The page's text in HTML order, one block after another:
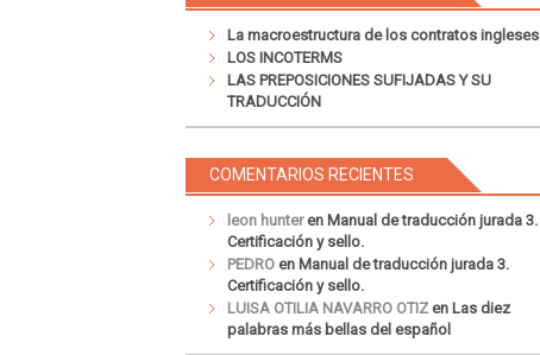
La macroestructura de los contratos ingleses
LOS INCOTERMS
LAS PREPOSICIONES SUFIJADAS Y SU
TRADUCCIÓN
COMENTARIOS RECIENTES
leon hunteren Manual de traducción jurada 3.
Certificación y sello.
PEDRO en Manual de traducción jurada 3.
Certificación y sello.
LUISA OTILIA NAVARRO OTIZen Las diez
palabras más bellas del español